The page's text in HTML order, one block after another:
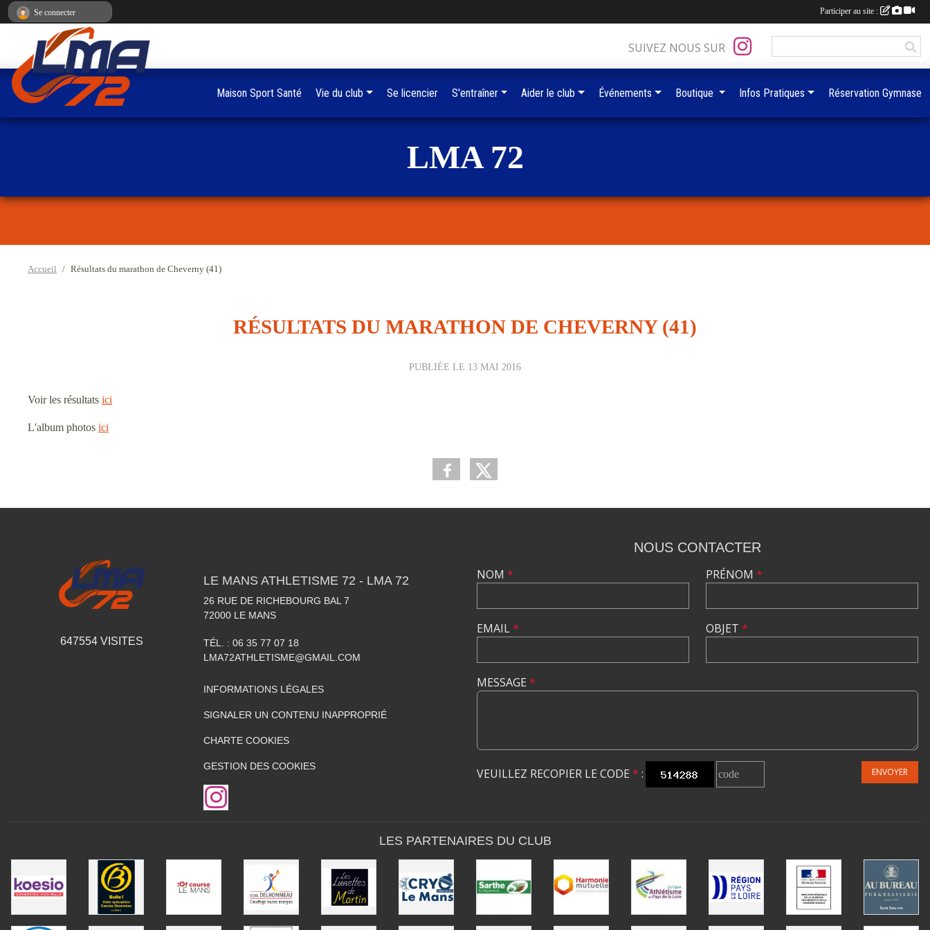
LMA 72
Accueil Résultats du marathon de Cheverny (41)
RÉSULTATS DU MARATHON DE CHEVERNY (41)
PUBLIÉE LE 13 MAI 2016
Voir les résultats ici
L'album photos ici
SUIVEZ NOUS SUR
Maison Sport Santé Vie du club Se licencier S'entraîner Aider le club Événements Boutique Infos Pratiques Réservation Gymnase
647554 VISITES
LE MANS ATHLETISME 72 - LMA 72
26 RUE DE RICHEBOURG BAL 7
72000 LE MANS
TÉL. : 06 35 77 07 18
LMA72ATHLETISME@GMAIL.COM
INFORMATIONS LÉGALES
SIGNALER UN CONTENU INAPPROPRIÉ
CHARTE COOKIES
GESTION DES COOKIES
NOUS CONTACTER
NOM *
EMAIL*
PRÉNOM *
OBJET *
MESSAGE *
VEUILLEZ RECOPIER LE CODE * : ENVOYER
LES PARTENAIRES DU CLUB
Se connecter Participer au site :
Panneau de gestion des cookies